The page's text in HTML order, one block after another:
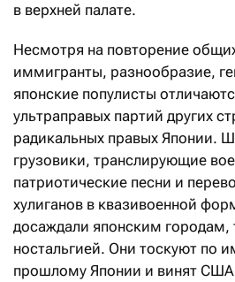
в верхней палате.
Несмотря на повторение
иммигранты, разнообразие,
японские популисты
ультраправых партий других
радикальных правых Японии.
грузовики, транслирующие
патриотические песни и
хулиганов в квазивоенной
досаждали японским городам,
ностальгией. Они тоскуют по
прошлому Японии и винят